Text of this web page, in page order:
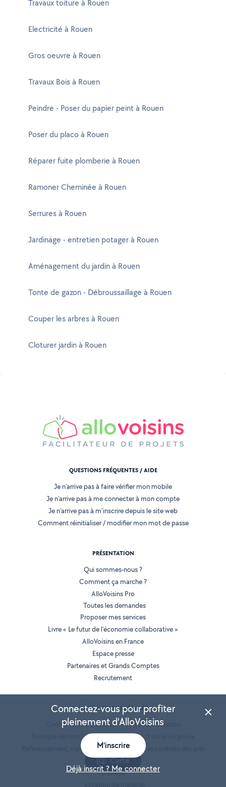
Travaux toiture à Rouen
Electricité à Rouen
Gros oeuvre à Rouen
Travaux Bois à Rouen
Peindre - Poser du papier peint à Rouen
Poser du placo à Rouen
Réparer fuite plomberie à Rouen
Ramoner Cheminée à Rouen
Serrures à Rouen
Jardinage - entretien potager à Rouen
Aménagement du jardin à Rouen
Tonte de gazon - Débroussaillage à Rouen
Couper les arbres à Rouen
Cloturer jardin à Rouen
Carte
QUESTIONS FRÉQUENTES / AIDE
Je n'arrive pas à faire vérifier mon mobile
Je n'arrive pas à me connecter à mon compte
Je n'arrive pas à m'inscrire depuis le site web
Comment réinitialiser / modifier mon mot de passe
PRÉSENTATION
Qui sommes-nous ?
Comment ça marche ?
AlloVoisins Pro
Toutes les demandes
Proposer mes services
Livre « Le futur de l'économie collaborative »
AlloVoisins en France
Espace presse
Partenaires et Grands Comptes
Recrutement
INFORMATIONS LÉGALES
Conditions Générales de Vente et d'Utilisation
Politique de confidentialité et de respect de la vie privée
Référencement, classement des annonces et contrôle des avis
Mentions légales
Cookies
Connectez-vous pour profiter
pleinement d'AlloVoisins
M'inscrire
Déjà inscrit ? Me connecter